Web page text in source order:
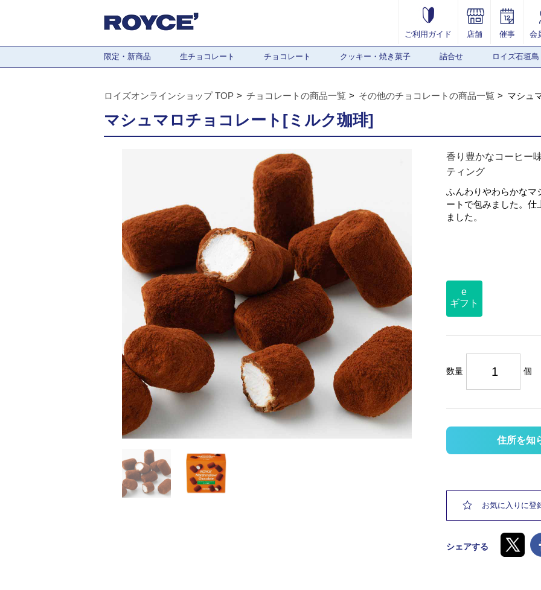
ご利用ガイド 店舗 催事 会
限定・新商品 生チョコレート チョコレート クッキー・焼き菓子 詰合せ ロイズ石垣島
ロイズオンラインショップ TOP チョコレートの商品一覧 その他のチョコレートの商品一覧 マシュ
マシュマロチョコレート[ミルク珈琲]
香り豊かなコーヒー
ティング
ふんわりやわらかなマ
ートで包みました。仕
ました。
e
ギフト
数量 個
住所を知
お気に入りに登
シェアする